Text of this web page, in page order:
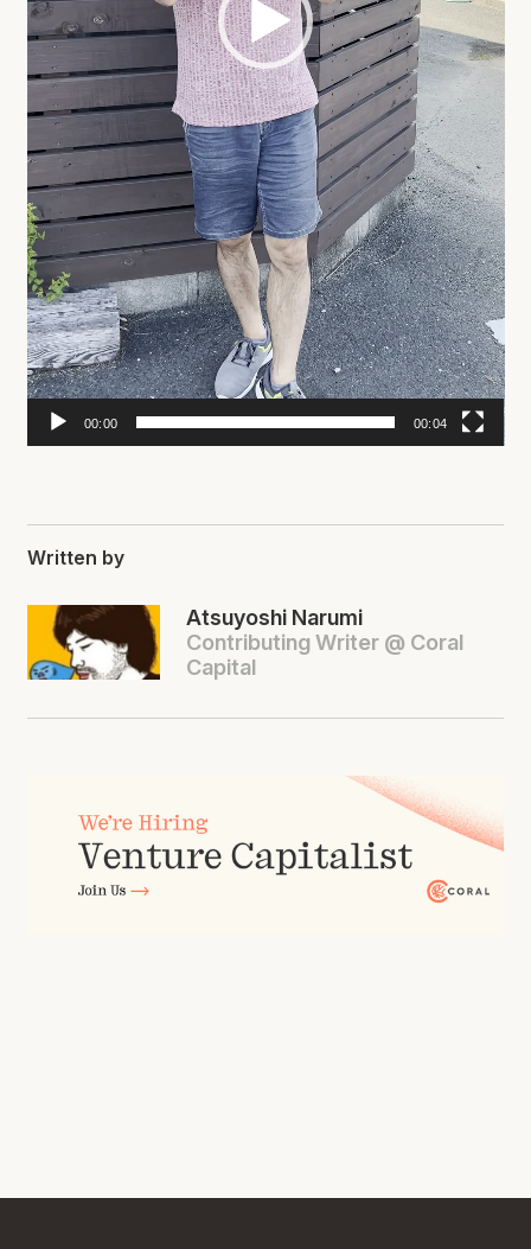
00:00 00:04
Written by
Atsuyoshi Narumi
Contributing Writer @ Coral
Capital